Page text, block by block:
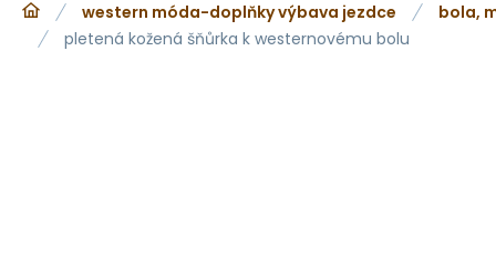
western móda-doplňky výbava jezdce
bola,
pletená kožená šňůrka k westernovému bolu